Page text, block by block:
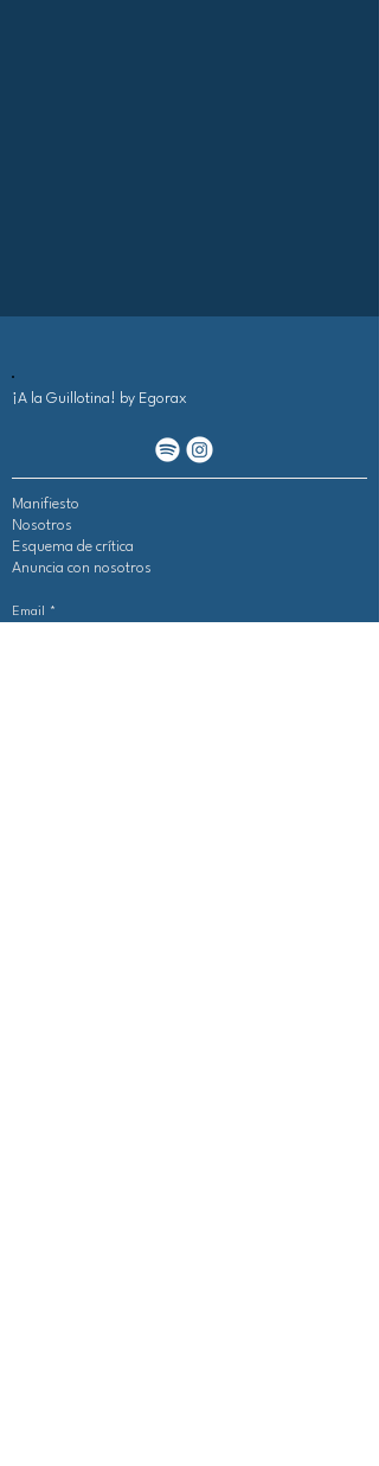
¡A la Guillotina! by Egorax
Manifiesto
Nosotros
Esquema de crítica
Anuncia con nosotros
Email *